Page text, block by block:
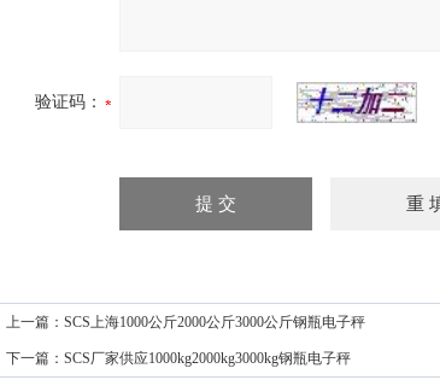
验证码：
上一篇： SCS上海1000公斤2000公斤3000公斤钢瓶电子秤
下一篇： SCS厂家供应1000kg2000kg3000kg钢瓶电子秤